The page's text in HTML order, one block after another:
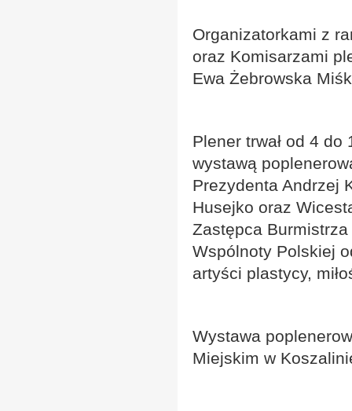
Organizatorkami z
oraz Komisarzami
Ewa Żebrowska
Plener trwał od 4
wystawą
Prezydenta Andrzej
Husejko oraz
Zastępca
Wspólnoty Polskiej
artyści plastycy,
Wystawa
Miejskim w